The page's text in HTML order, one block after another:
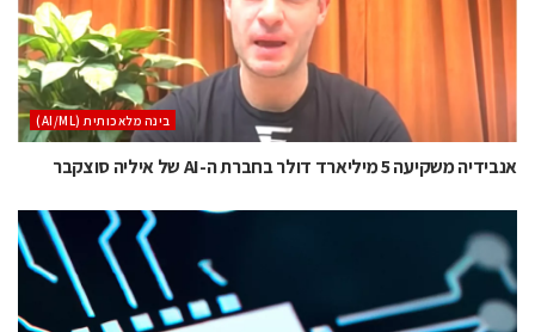
בינה מלאכותית (AI/ML)
אנבידיה משקיעה 5 מיליארד דולר בחברת ה-AI של איליה סוצקבר